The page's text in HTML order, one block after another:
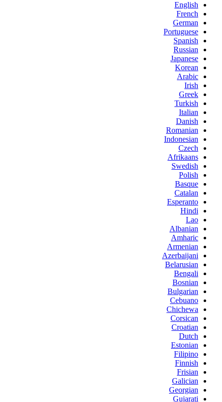
English
French
German
Portuguese
Spanish
Russian
Japanese
Korean
Arabic
Irish
Greek
Turkish
Italian
Danish
Romanian
Indonesian
Czech
Afrikaans
Swedish
Polish
Basque
Catalan
Esperanto
Hindi
Lao
Albanian
Amharic
Armenian
Azerbaijani
Belarusian
Bengali
Bosnian
Bulgarian
Cebuano
Chichewa
Corsican
Croatian
Dutch
Estonian
Filipino
Finnish
Frisian
Galician
Georgian
Gujarati